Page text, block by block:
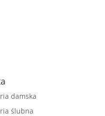
damska
ślubna